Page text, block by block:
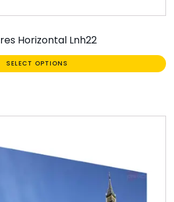
Horizontal Lnh22
SELECT OPTIONS